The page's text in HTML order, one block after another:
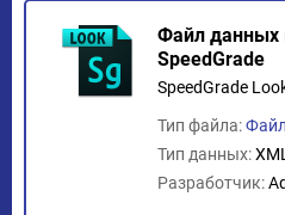
Файл данных
SpeedGrade
SpeedGrade
Тип файла:
Тип данных:
Разработчик: